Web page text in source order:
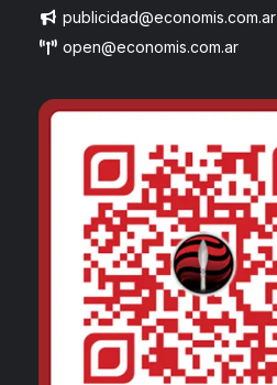
publicidad@economis.com.ar
open@economis.com.ar